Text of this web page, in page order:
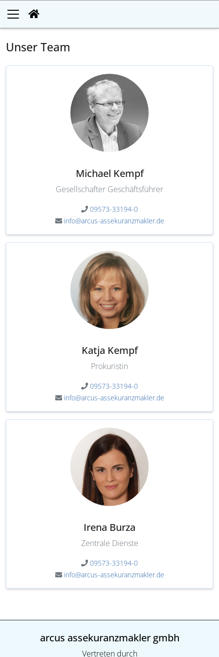
Unser Team
Michael Kempf
Gesellschafter Geschäftsführer
09573-33194-0
info@arcus-assekuranzmakler.de
Katja Kempf
Prokuristin
09573-33194-0
info@arcus-assekuranzmakler.de
Irena Burza
Zentrale Dienste
09573-33194-0
info@arcus-assekuranzmakler.de
arcus assekuranzmakler gmbh
Vertreten durch